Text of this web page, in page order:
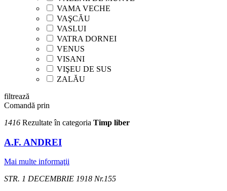
VAMA VECHE
VAŞCĂU
VASLUI
VATRA DORNEI
VENUS
VISANI
VIŞEU DE SUS
ZALĂU
filtrează
Comandă prin
1416 Rezultate în categoria Timp liber
A.F. ANDREI
Mai multe informaţii
STR. 1 DECEMBRIE 1918 Nr.155